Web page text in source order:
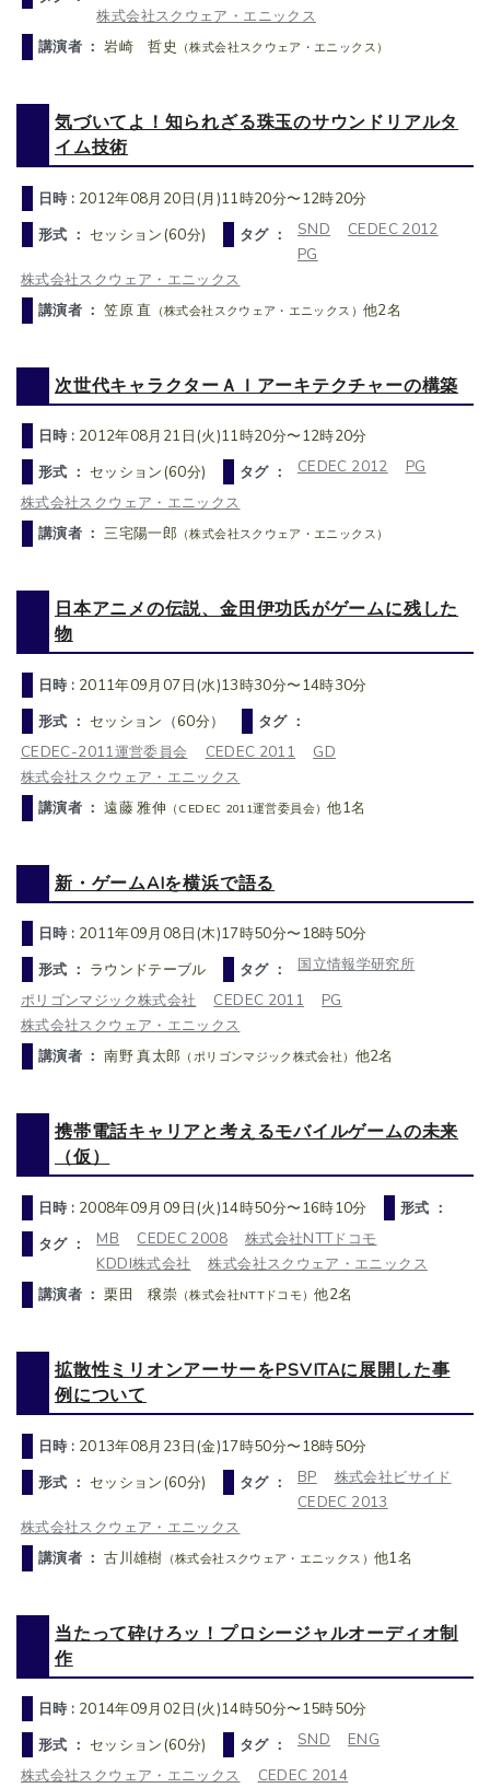
株式会社スクウェア・エニックス
講演者 ：岩崎 哲史 （株式会社スクウェア・エニックス）
気づいてよ！知られざる珠玉のサウンドリアルタ
イム技術
日時 : 2012年08月20日(月)11時20分〜12時20分
形式 ： セッション(60分) タグ ： SND
CEDEC 2012
PG
株式会社スクウェア・エニックス
講演者 ：笠原 直 （株式会社スクウェア・エニックス） 他2名
次世代キャラクターＡＩアーキテクチャーの構築
日時 : 2012年08月21日(火)11時20分〜12時20分
形式 ： セッション(60分) タグ ： CEDEC 2012
PG
株式会社スクウェア・エニックス
講演者 ：三宅陽一郎 （株式会社スクウェア・エニックス）
日本アニメの伝説、金田伊功氏がゲームに残した
物
日時 : 2011年09月07日(水)13時30分〜14時30分
形式 ： セッション（60分）
タグ ：
CEDEC-2011運営委員会
CEDEC 2011
GD
株式会社スクウェア・エニックス
講演者 ：遠藤 雅伸 （CEDEC 2011運営委員会）他1名
新・ゲームAIを横浜で語る
日時 : 2011年09月08日(木)17時50分〜18時50分
形式 ： ラウンドテーブル タグ ：
国立情報学研究所
ポリゴンマジック株式会社
CEDEC 2011
PG
株式会社スクウェア・エニックス
講演者 ：南野 真太郎 （ポリゴンマジック株式会社） 他2名
携帯電話キャリアと考えるモバイルゲームの未来
（仮）
日時 : 2008年09月09日(火)14時50分〜16時10分
形式 ：
タグ ：
MB CEDEC 2008
株式会社NTTドコモ
KDDI株式会社
株式会社スクウェア・エニックス
講演者 ：栗田 穣崇 （株式会社NTTドコモ）他2名
拡散性ミリオンアーサーをPSVITAに展開した事
例について
日時 : 2013年08月23日(金)17時50分〜18時50分
形式 ： セッション(60分) タグ ： BP
株式会社ビサイド
CEDEC 2013
株式会社スクウェア・エニックス
講演者 ：古川雄樹 （株式会社スクウェア・エニックス） 他1名
当たって砕けろッ！プロシージャルオーディオ制
作
日時 : 2014年09月02日(火)14時50分〜15時50分
形式 ： セッション(60分) タグ ： SND
ENG
株式会社スクウェア・エニックス
CEDEC 2014